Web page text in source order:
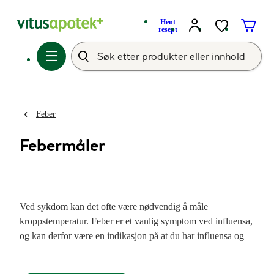
Hent
resept
Feber
Febermåler
Ved sykdom kan det ofte være nødvendig å måle
kroppstemperatur. Feber er et vanlig symptom ved influensa,
og kan derfor være en indikasjon på at du har influensa og